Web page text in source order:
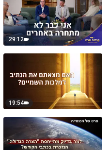
29:12
19:54